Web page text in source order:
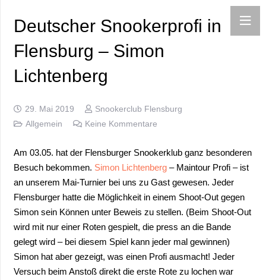
Deutscher Snookerprofi in
Flensburg – Simon
Lichtenberg
29. Mai 2019
Snookerclub Flensburg
Allgemein
Keine Kommentare
Am 03.05. hat der Flensburger Snookerklub ganz besonderen
Besuch bekommen. Simon Lichtenberg– Maintour Profi – ist
an unserem Mai-Turnier bei uns zu Gast gewesen. Jeder
Flensburger hatte die Möglichkeit in einem Shoot-Out gegen
Simon sein Können unter Beweis zu stellen. (Beim Shoot-Out
wird mit nur einer Roten gespielt, die press an die Bande
gelegt wird – bei diesem Spiel kann jeder mal gewinnen)
Simon hat aber gezeigt, was einen Profi ausmacht! Jeder
Versuch beim Anstoß direkt die erste Rote zu lochen war